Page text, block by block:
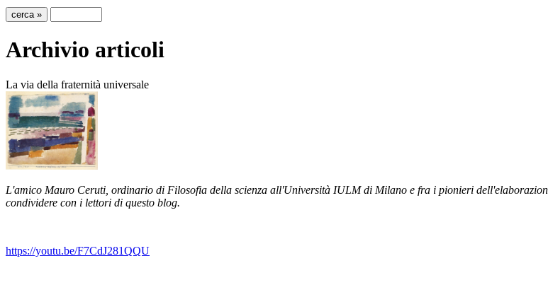
Archivio articoli
La via della fraternità universale
L'amico Mauro Ceruti, ordinario di Filosofia della scienza all'Università IULM di Milano e fra i pionieri
condividere con i lettori di questo blog.
https://youtu.be/F7CdJ281QQU